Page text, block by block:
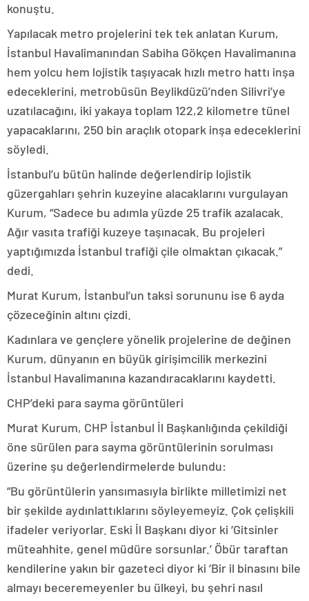
konuştu.
Yapılacak metro projelerini tek tek anlatan Kurum,
İstanbul Havalimanından Sabiha Gökçen Havalimanına
hem yolcu hem lojistik taşıyacak hızlı metro hattı inşa
edeceklerini, metrobüsün Beylikdüzü’nden Silivri’ye
uzatılacağını, iki yakaya toplam 122,2 kilometre tünel
yapacaklarını, 250 bin araçlık otopark inşa edeceklerini
söyledi.
İstanbul’u bütün halinde değerlendirip lojistik
güzergahları şehrin kuzeyine alacaklarını vurgulayan
Kurum, “Sadece bu adımla yüzde 25 trafik azalacak.
Ağır vasıta trafiği kuzeye taşınacak. Bu projeleri
yaptığımızda İstanbul trafiği çile olmaktan çıkacak.”
dedi.
Murat Kurum, İstanbul’un taksi sorununu ise 6 ayda
çözeceğinin altını çizdi.
Kadınlara ve gençlere yönelik projelerine de değinen
Kurum, dünyanın en büyük girişimcilik merkezini
İstanbul Havalimanına kazandıracaklarını kaydetti.
CHP’deki para sayma görüntüleri
Murat Kurum, CHP İstanbul İl Başkanlığında çekildiği
öne sürülen para sayma görüntülerinin sorulması
üzerine şu değerlendirmelerde bulundu:
“Bu görüntülerin yansımasıyla birlikte milletimizi net
bir şekilde aydınlattıklarını söyleyemeyiz. Çok çelişkili
ifadeler veriyorlar. Eski İl Başkanı diyor ki ‘Gitsinler
müteahhite, genel müdüre sorsunlar.’ Öbür taraftan
kendilerine yakın bir gazeteci diyor ki ‘Bir il binasını bile
almayı beceremeyenler bu ülkeyi, bu şehri nasıl